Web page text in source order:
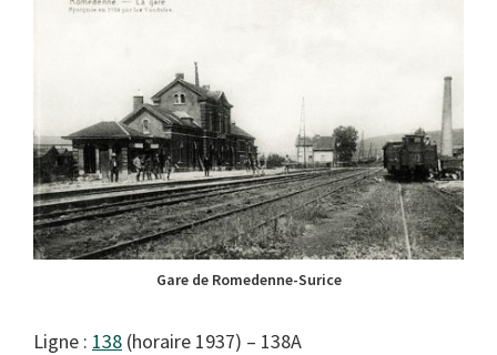
Gare de Romedenne-Surice
Ligne : 138 (horaire 1937) – 138A